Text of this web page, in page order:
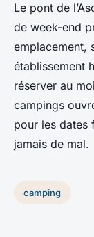
Le pont de
de week-end
emplacement,
établissement
réserver au
campings
pour les dates
jamais de mal.
camping